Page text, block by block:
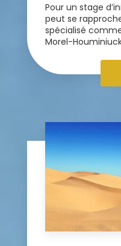
Pour un stage
peut se
spécialisé
Morel-